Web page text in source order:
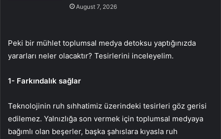
August 7, 2026
Peki bir mühlet toplumsal medya detoksu yaptığınızda
yararları neler olacaktır? Tesirlerini inceleyelim.
1- Farkındalık sağlar
Teknolojinin ruh sıhhatimiz üzerindeki tesirleri göz gerisi
edilemez. Yalnızlığa son vermek için toplumsal medyaya
bağımlı olan beşerler, başka şahıslara kıyasla ruh